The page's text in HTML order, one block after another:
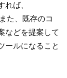
れば、
た、既存のコ
などを提案して
ールになること